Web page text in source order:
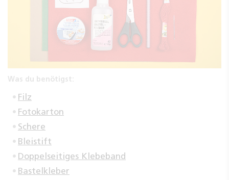
Was du benötigst:
Filz
Fotokarton
Schere
Bleistift
Doppelseitiges Klebeband
Bastelkleber